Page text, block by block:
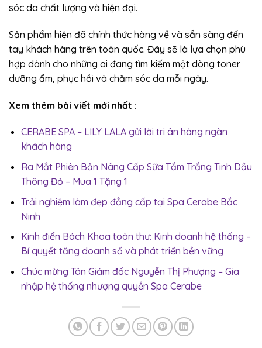
sóc da chất lượng và hiện đại.
Sản phẩm hiện đã chính thức hàng về và sẵn sàng đến
tay khách hàng trên toàn quốc. Đây sẽ là lựa chọn phù
hợp dành cho những ai đang tìm kiếm một dòng toner
dưỡng ẩm, phục hồi và chăm sóc da mỗi ngày.
Xem thêm bài viết mới nhất :
CERABE SPA – LILY LALA gửi lời tri ân hàng ngàn
khách hàng
Ra Mắt Phiên Bản Nâng Cấp Sữa Tắm Trắng Tinh Dầu
Thông Đỏ – Mua 1 Tặng 1
Trải nghiệm làm đẹp đẳng cấp tại Spa Cerabe Bắc
Ninh
Kinh điển Bách Khoa toàn thư: Kinh doanh hệ thống –
Bí quyết tăng doanh số và phát triển bền vững
Chúc mừng Tân Giám đốc Nguyễn Thị Phượng – Gia
nhập hệ thống nhượng quyền Spa Cerabe